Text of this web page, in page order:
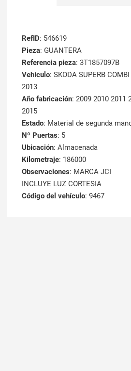
RefID: 546619
Pieza: GUANTERA
Referencia pieza: 3T1857097B
Vehículo: SKODA SUPERB
2013
Año fabricación: 2009 2010 2011
2015
Estado: Material de segunda
Nº Puertas: 5
Ubicación: Almacenada
Kilometraje: 186000
Observaciones: MARCA JCI
INCLUYE LUZ CORTESIA
Código del vehículo: 9467